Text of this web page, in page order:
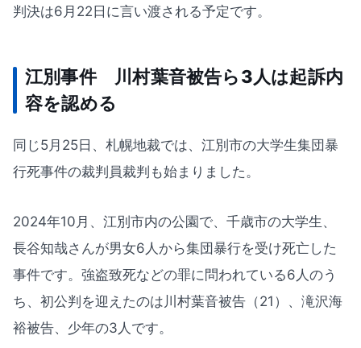
判決は6月22日に言い渡される予定です。
江別事件 川村葉音被告ら3人は起訴内
容を認める
同じ5月25日、札幌地裁では、江別市の大学生集団暴
行死事件の裁判員裁判も始まりました。
2024年10月、江別市内の公園で、千歳市の大学生、
長谷知哉さんが男女6人から集団暴行を受け死亡した
事件です。強盗致死などの罪に問われている6人のう
ち、初公判を迎えたのは川村葉音被告（21）、滝沢海
裕被告、少年の3人です。